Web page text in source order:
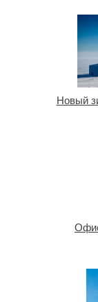
Новый